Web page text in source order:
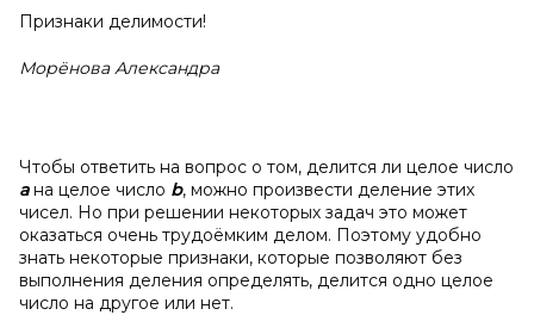
Признаки делимости!
Морёнова Александра
Чтобы ответить на вопрос о том, делится ли целое число
aна целое число b, можно произвести деление этих
чисел. Но при решении некоторых задач это может
оказаться очень трудоёмким делом. Поэтому удобно
знать некоторые признаки, которые позволяют без
выполнения деления определять, делится одно целое
число на другое или нет.